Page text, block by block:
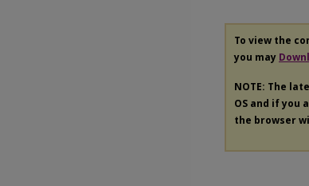
To view the
you may
NOTE: The
OS and if you
the browser